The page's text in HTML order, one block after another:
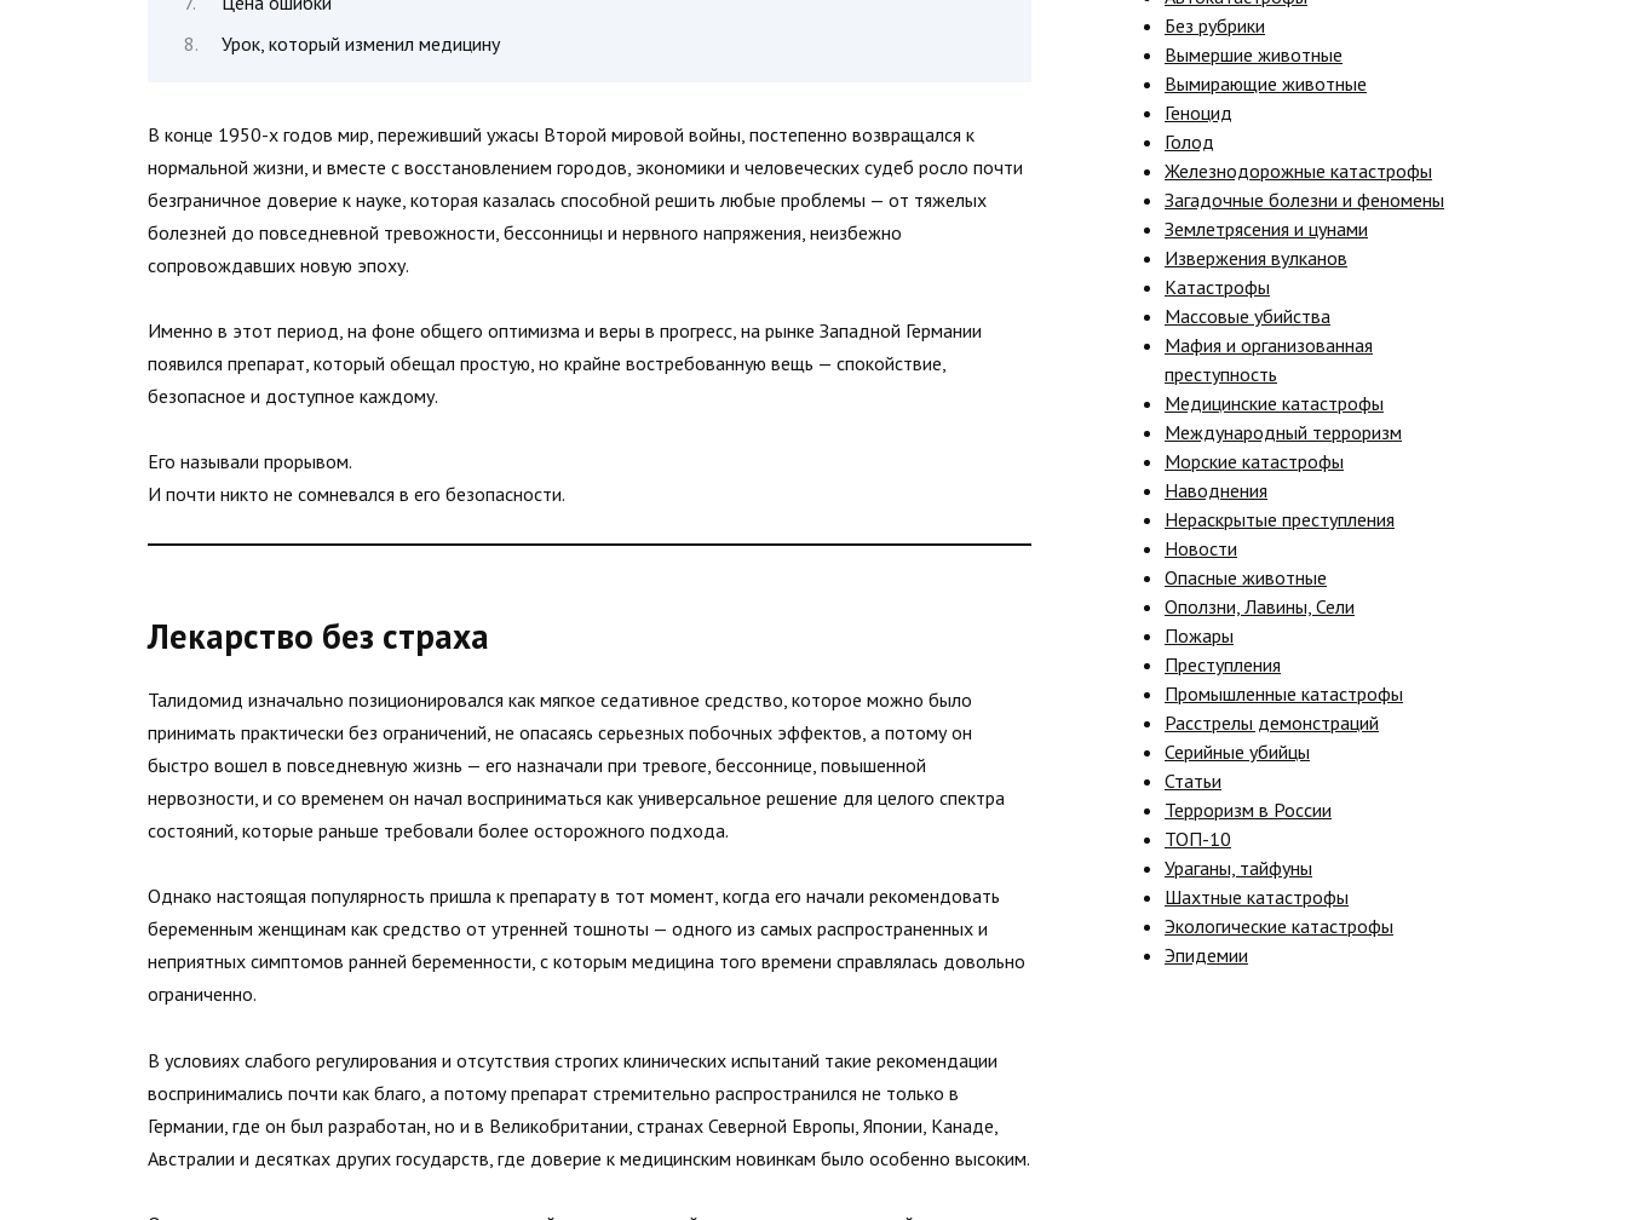
Урок, который изменил медицину
В конце 1950-х годов мир, переживший ужасы Второй мировой войны, постепенно возвращался к
нормальной жизни, и вместе с восстановлением городов, экономики и человеческих судеб росло почти
безграничное доверие к науке, которая казалась способной решить любые проблемы — от тяжелых
болезней до повседневной тревожности, бессонницы и нервного напряжения, неизбежно
сопровождавших новую эпоху.
Именно в этот период, на фоне общего оптимизма и веры в прогресс, на рынке Западной Германии
появился препарат, который обещал простую, но крайне востребованную вещь — спокойствие,
безопасное и доступное каждому.
Его называли прорывом.
И почти никто не сомневался в его безопасности.
Лекарство без страха
Талидомид изначально позиционировался как мягкое седативное средство, которое можно было
принимать практически без ограничений, не опасаясь серьезных побочных эффектов, а потому он
быстро вошел в повседневную жизнь — его назначали при тревоге, бессоннице, повышенной
нервозности, и со временем он начал восприниматься как универсальное решение для целого спектра
состояний, которые раньше требовали более осторожного подхода.
Однако настоящая популярность пришла к препарату в тот момент, когда его начали рекомендовать
беременным женщинам как средство от утренней тошноты — одного из самых распространенных и
неприятных симптомов ранней беременности, с которым медицина того времени справлялась довольно
ограниченно.
В условиях слабого регулирования и отсутствия строгих клинических испытаний такие рекомендации
воспринимались почти как благо, а потому препарат стремительно распространился не только в
Германии, где он был разработан, но и в Великобритании, странах Северной Европы, Японии, Канаде,
Австралии и десятках других государств, где доверие к медицинским новинкам было особенно высоким.
Без рубрики
Вымершие животные
Вымирающие животные
Геноцид
Голод
Железнодорожные катастрофы
Загадочные болезни и феномены
Землетрясения и цунами
Извержения вулканов
Катастрофы
Массовые убийства
Мафия и организованная
преступность
Медицинские катастрофы
Международный терроризм
Морские катастрофы
Наводнения
Нераскрытые преступления
Новости
Опасные животные
Оползни, Лавины, Сели
Пожары
Преступления
Промышленные катастрофы
Расстрелы демонстраций
Серийные убийцы
Статьи
Терроризм в России
ТОП-10
Ураганы, тайфуны
Шахтные катастрофы
Экологические катастрофы
Эпидемии